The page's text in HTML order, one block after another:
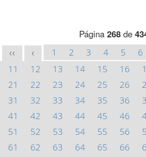
Página 268de
<< < 1 2 3 4 5 6
11
12 13 14 15 16
21
22 23 24 25 26
31
32 33 34 35 36
41
42 43 44 45 46
51
52 53 54 55 56
61
62 63 64 65 66